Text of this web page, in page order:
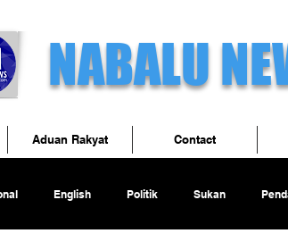
NABALU
English Politik Sukan
Aduan Rakyat Contact